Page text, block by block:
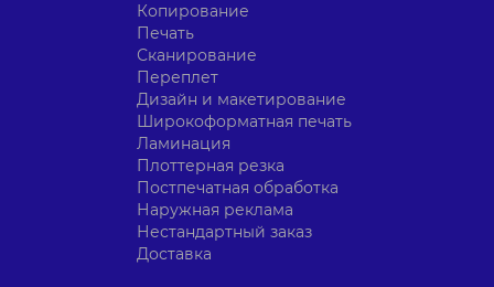
Копирование
Печать
Сканирование
Переплет
Дизайн и макетирование
Широкоформатная печать
Ламинация
Плоттерная резка
Постпечатная обработка
Наружная реклама
Нестандартный заказ
Доставка